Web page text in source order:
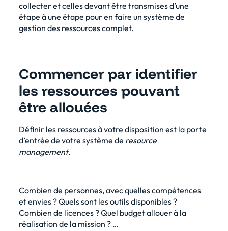
collecter et celles devant être transmises d’une
étape à une étape pour en faire un système de
gestion des ressources complet.
Commencer par identifier
les ressources pouvant
être allouées
Définir les ressources à votre disposition est la porte
d’entrée de votre système de resource
management.
Combien de personnes, avec quelles compétences
et envies ? Quels sont les outils disponibles ?
Combien de licences ? Quel budget allouer à la
réalisation de la mission ? …